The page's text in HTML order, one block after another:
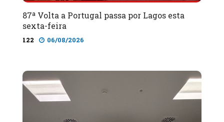
87ª Volta a Portugal passa por Lagos esta
sexta-feira
122 06/08/2026